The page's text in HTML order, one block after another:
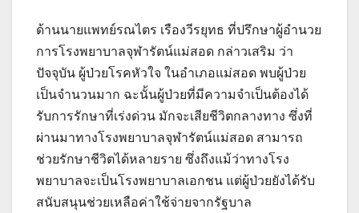
ด้านนายแพทย์รณไตร เรืองวีรยุทธ ที่ปรึกษาผู้อำนวย
การโรงพยาบาลจุฬารัตน์แม่สอด กล่าวเสริม ว่า
ปัจจุบัน ผู้ป่วยโรคหัวใจ ในอำเภอแม่สอด พบผู้ป่วย
เป็นจำนวนมาก ฉะนั้นผู้ป่วยที่มีความจำเป็นต้องได้
รับการรักษาที่เร่งด่วน มักจะเสียชีวิตกลางทาง ซึ่งที่
ผ่านมาทางโรงพยาบาลจุฬารัตน์แม่สอด สามารถ
ช่วยรักษาชีวิตได้หลายราย ซึ่งถึงแม้ว่าทางโรง
พยาบาลจะเป็นโรงพยาบาลเอกชน แต่ผู้ป่วยยังได้รับ
สนับสนุนช่วยเหลือค่าใช้จ่ายจากรัฐบาล